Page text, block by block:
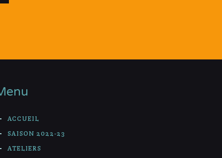
ACCUEIL
SAISON 2022-23
ATELIERS